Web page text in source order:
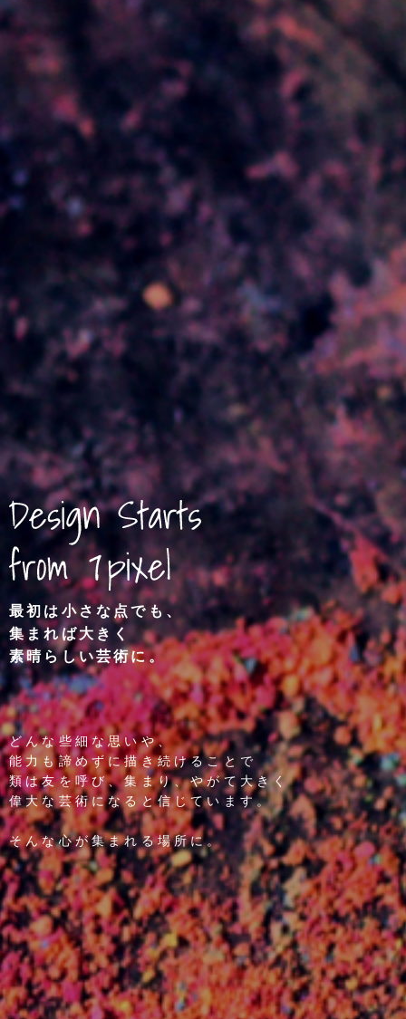
最初は小さな点でも、
集まれば大きく
素晴らしい芸術に。
どんな些細な思いや、
能力も諦めずに描き続けることで
類は友を呼び、集まり、やがて大きく
偉大な芸術になると信じています。
そんな心が集まれる場所に。